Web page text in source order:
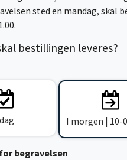
sted en mandag,
bestillingen leveres?
I morgen | 10-
begravelsen